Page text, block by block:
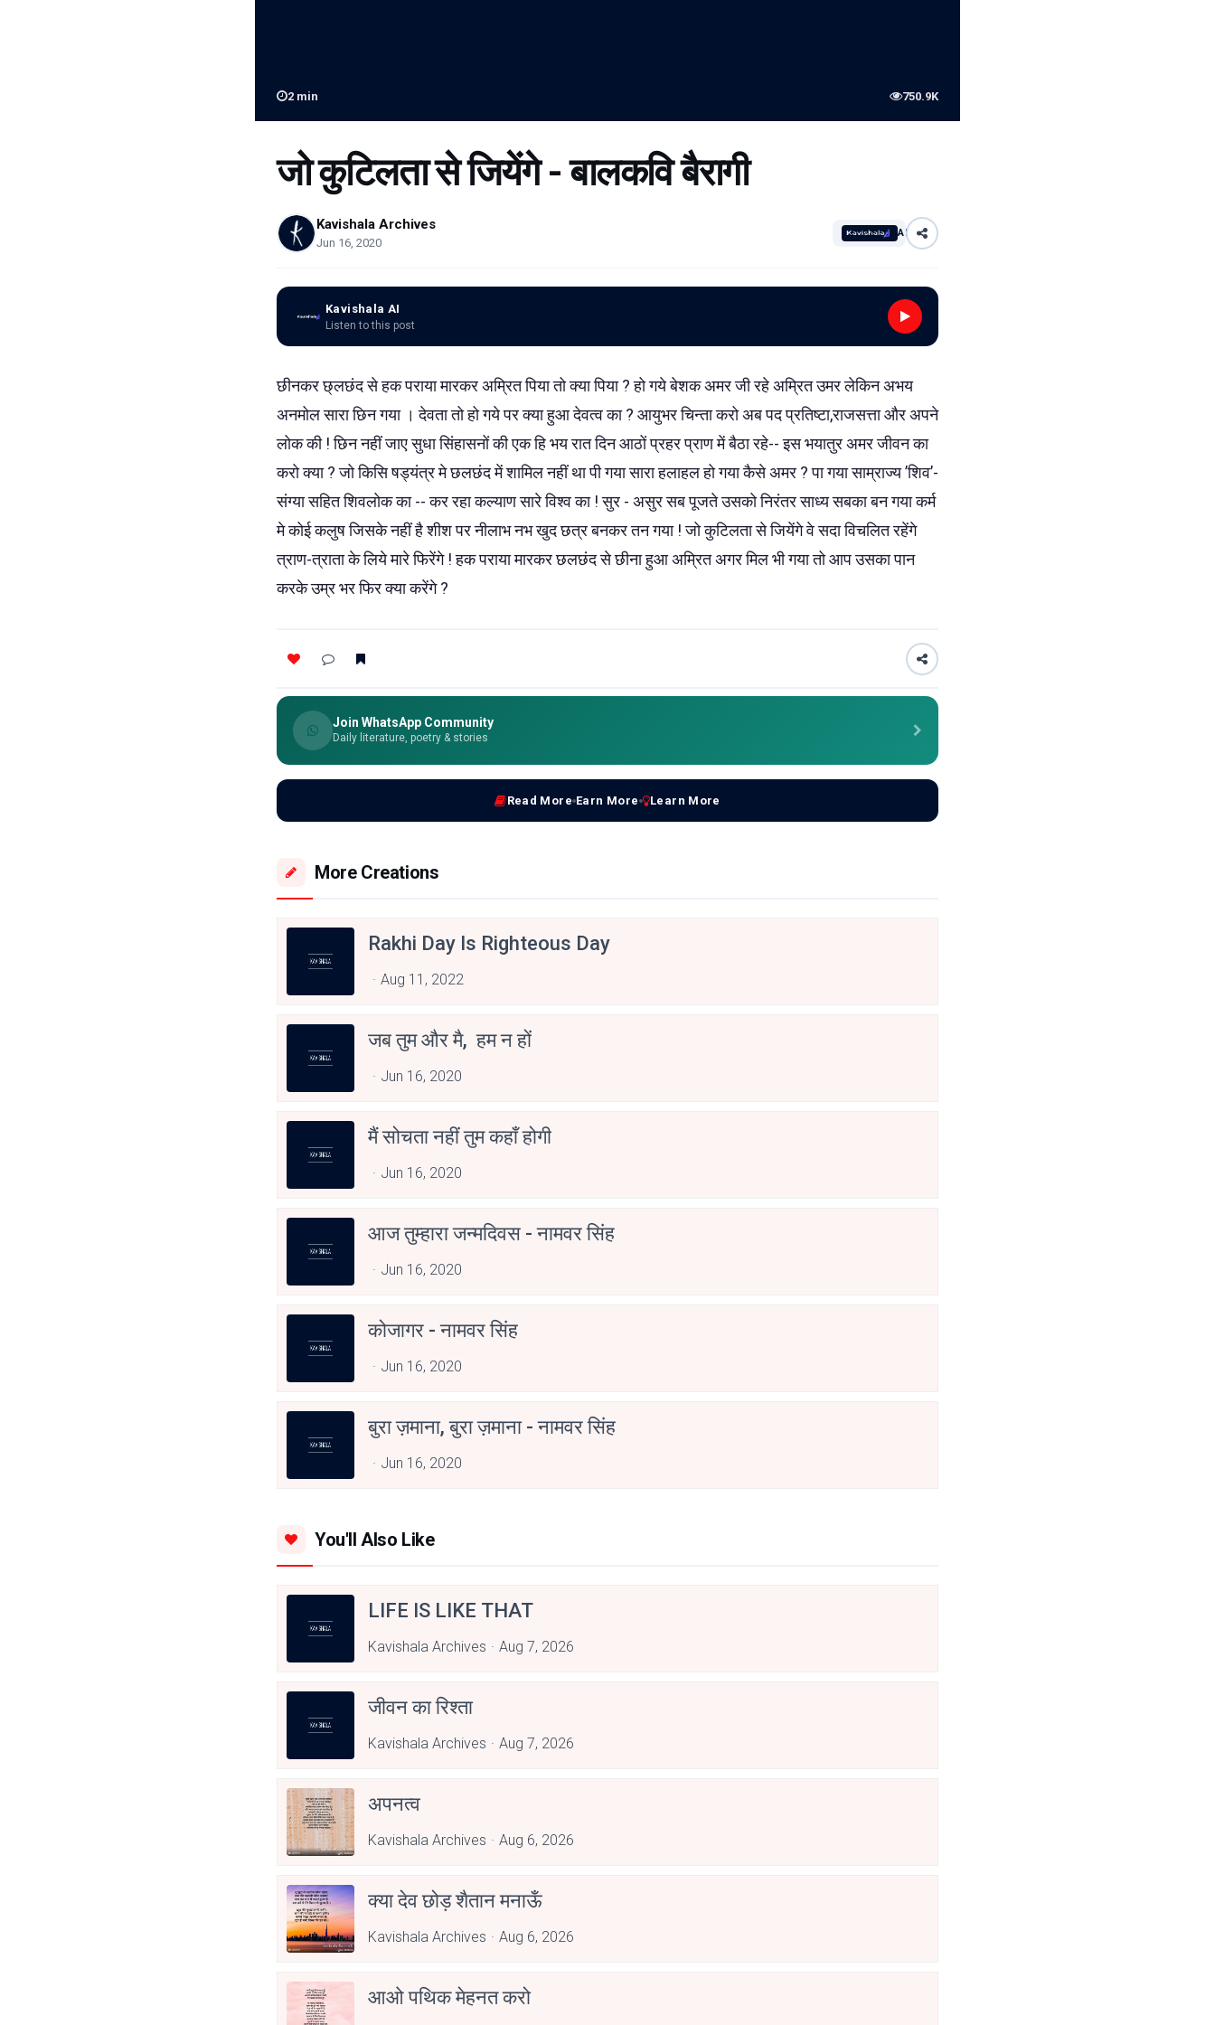
2 min 750.9K
जो कुटिलता से जियेंगे - बालकवि बैरागी
Kavishala Archives
Jun 16, 2020
AI
Kavishala AI
Listen to this post
छीनकर छ्लछंद से हक पराया मारकर अम्रित पिया तो क्या पिया ? हो गये बेशक अमर जी रहे अम्रित उमर लेकिन अभय
अनमोल सारा छिन गया । देवता तो हो गये पर क्या हुआ देवत्व का ? आयुभर चिन्ता करो अब पद प्रतिष्टा,राजसत्ता और अपने
लोक की ! छिन नहीं जाए सुधा सिंहासनों की एक हि भय रात दिन आठों प्रहर प्राण में बैठा रहे-- इस भयातुर अमर जीवन का
करो क्या ? जो किसि षड्यंत्र मे छलछंद में शामिल नहीं था पी गया सारा हलाहल हो गया कैसे अमर ? पा गया साम्राज्य ’शिव’-
संग्या सहित शिवलोक का -- कर रहा कल्याण सारे विश्व का ! सुर - असुर सब पूजते उसको निरंतर साध्य सबका बन गया कर्म
मे कोई कलुष जिसके नहीं है शीश पर नीलाभ नभ खुद छत्र बनकर तन गया ! जो कुटिलता से जियेंगे वे सदा विचलित रहेंगे
त्राण-त्राता के लिये मारे फिरेंगे ! हक पराया मारकर छलछंद से छीना हुआ अम्रित अगर मिल भी गया तो आप उसका पान
करके उम्र भर फिर क्या करेंगे ?
Join WhatsApp Community
Daily literature, poetry & stories
Read More Earn More Learn More
More Creations
Rakhi Day Is Righteous Day
Aug 11, 2022
जब तुम और मै, हम न हों
Jun 16, 2020
मैं सोचता नहीं तुम कहाँ होगी
Jun 16, 2020
आज तुम्हारा जन्मदिवस - नामवर सिंह
Jun 16, 2020
कोजागर - नामवर सिंह
Jun 16, 2020
बुरा ज़माना, बुरा ज़माना - नामवर सिंह
Jun 16, 2020
You'll Also Like
LIFE IS LIKE THAT
Kavishala Archives Aug 7, 2026
जीवन का रिश्ता
Kavishala Archives Aug 7, 2026
अपनत्व
Kavishala Archives Aug 6, 2026
क्या देव छोड़ शैतान मनाऊँ
Kavishala Archives Aug 6, 2026
आओ पथिक मेहनत करो